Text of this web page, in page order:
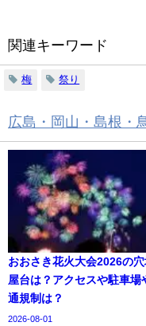
関連キーワード
梅 祭り
広島・岡山・島根・
おおさき花火大会2026の
屋台は？アクセスや駐車場
通規制は？
2026-08-01